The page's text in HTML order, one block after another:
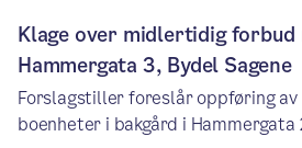
Klage over midlertidig
Hammergata 3, Bydel Sagene
Forslagstiller foreslår oppføring
boenheter i bakgård i Hammergata